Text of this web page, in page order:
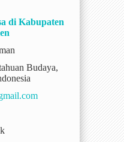
di Kabupaten
Budaya,